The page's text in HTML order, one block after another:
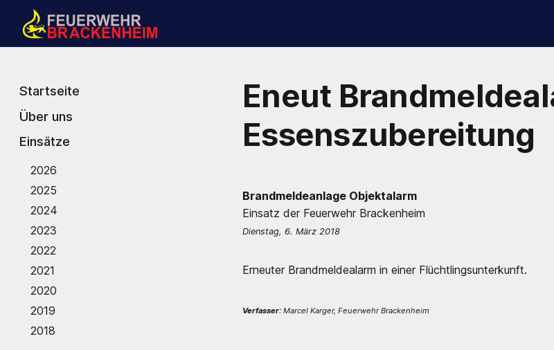
Startseite
Über uns
Einsätze
2026
2025
2024
2023
2022
2021
2020
2019
2018
Eneut
Essenszubereitung
Brandmeldeanlage Objektalarm
Einsatz der Feuerwehr Brackenheim
Dienstag, 6. März 2018
Erneuter Brandmeldealarm in einer Flüchtlingsunterkunft.
Verfasser: Marcel Karger, Feuerwehr Brackenheim